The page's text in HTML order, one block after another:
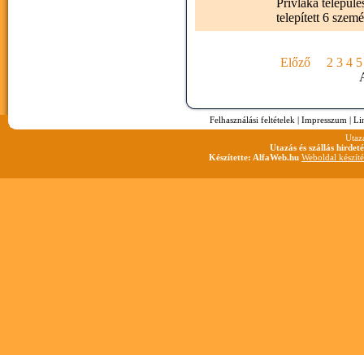
Privlaka
telepített 6
Előző 2 3 4 5
Felhasználási feltételek | Impresszum |
Utazás és szállás
Készítette: AlfaWeb.hu Weboldal